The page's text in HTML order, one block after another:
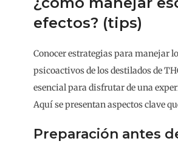
efectos? (tips)
Conocer estrategias para manejar
psicoactivos de los destilados de
esencial para disfrutar de una
Aquí se presentan aspectos clave
Preparación antes